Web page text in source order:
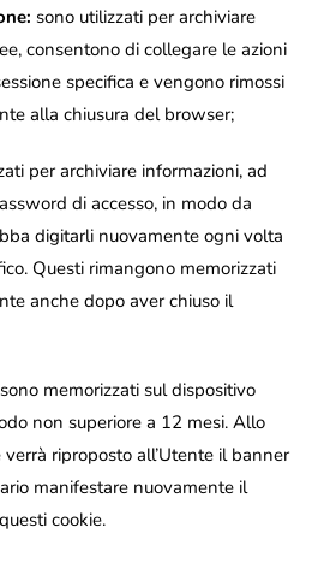
sono utilizzati per archiviare
consentono di collegare le azioni
specifica e vengono rimossi
alla chiusura del browser;
per archiviare informazioni, ad
di accesso, in modo da
digitarli nuovamente ogni volta
Questi rimangono memorizzati
anche dopo aver chiuso il
memorizzati sul dispositivo
non superiore a 12 mesi. Allo
riproposto all’Utente il banner
manifestare nuovamente il
cookie.